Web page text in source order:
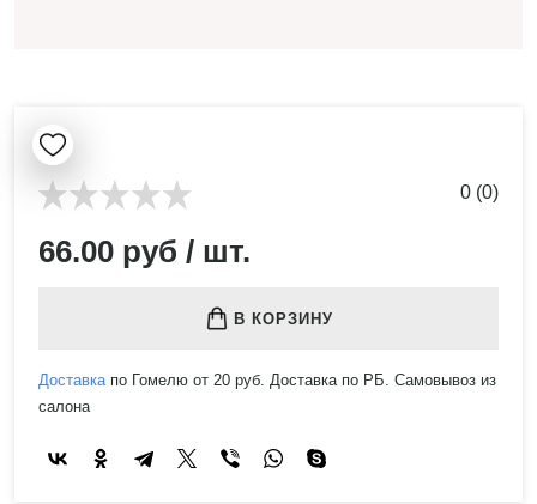
0 (0)
66.00 руб / шт.
В КОРЗИНУ
Доставкапо Гомелю от 20 руб. Доставка по РБ. Самовывоз из
салона